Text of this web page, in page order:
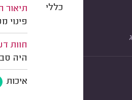
תיאור
פינוי
חוות
היה
איכות
כללי